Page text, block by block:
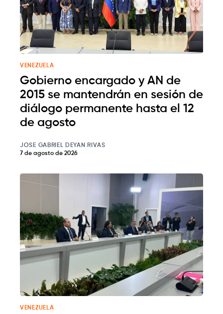
VENEZUELA
Gobierno encargado y AN de
2015 se mantendrán en sesión de
diálogo permanente hasta el 12
de agosto
JOSE GABRIEL DEYAN RIVAS
7 de agosto de 2026
VENEZUELA